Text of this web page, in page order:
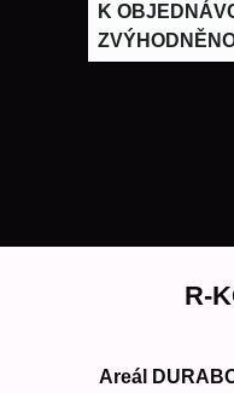
K
R-
Areál